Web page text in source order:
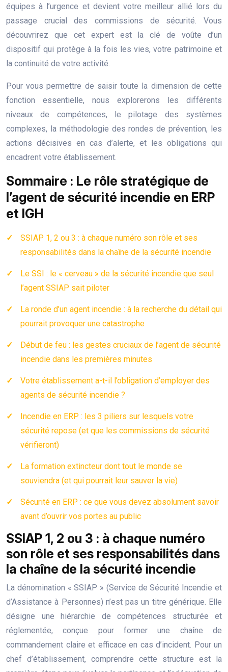
équipes à l’urgence et devient votre meilleur allié lors du
passage crucial des commissions de sécurité. Vous
découvrirez que cet expert est la clé de voûte d’un
dispositif qui protège à la fois les vies, votre patrimoine et
la continuité de votre activité.
Pour vous permettre de saisir toute la dimension de cette
fonction essentielle, nous explorerons les différents
niveaux de compétences, le pilotage des systèmes
complexes, la méthodologie des rondes de prévention, les
actions décisives en cas d’alerte, et les obligations qui
encadrent votre établissement.
Sommaire : Le rôle stratégique de
l’agent de sécurité incendie en ERP
et IGH
SSIAP 1, 2 ou 3 : à chaque numéro son rôle et ses
responsabilités dans la chaîne de la sécurité incendie
Le SSI : le « cerveau » de la sécurité incendie que seul
l’agent SSIAP sait piloter
La ronde d’un agent incendie : à la recherche du détail qui
pourrait provoquer une catastrophe
Début de feu : les gestes cruciaux de l’agent de sécurité
incendie dans les premières minutes
Votre établissement a-t-il l’obligation d’employer des
agents de sécurité incendie ?
Incendie en ERP : les 3 piliers sur lesquels votre
sécurité repose (et que les commissions de sécurité
vérifieront)
La formation extincteur dont tout le monde se
souviendra (et qui pourrait leur sauver la vie)
Sécurité en ERP : ce que vous devez absolument savoir
avant d’ouvrir vos portes au public
SSIAP 1, 2 ou 3 : à chaque numéro
son rôle et ses responsabilités dans
la chaîne de la sécurité incendie
La dénomination « SSIAP » (Service de Sécurité Incendie et
d’Assistance à Personnes) n’est pas un titre générique. Elle
désigne une hiérarchie de compétences structurée et
réglementée, conçue pour former une chaîne de
commandement claire et efficace en cas d’incident. Pour un
chef d’établissement, comprendre cette structure est la